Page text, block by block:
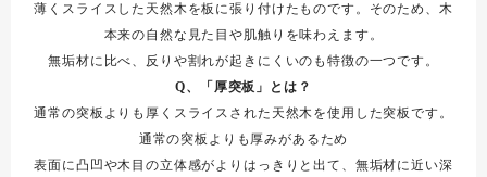
薄くスライスした天然木を板に張り付けたものです。そのため、木
本来の自然な見た目や肌触りを味わえます。
無垢材に比べ、反りや割れが起きにくいのも特徴の一つです。
Q、「厚突板」とは？
通常の突板よりも厚くスライスされた天然木を使用した突板です。
通常の突板よりも厚みがあるため
表面に凸凹や木目の立体感がよりはっきりと出て、無垢材に近い深